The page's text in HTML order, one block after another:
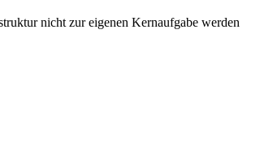
nicht zur eigenen Kernaufgabe werden